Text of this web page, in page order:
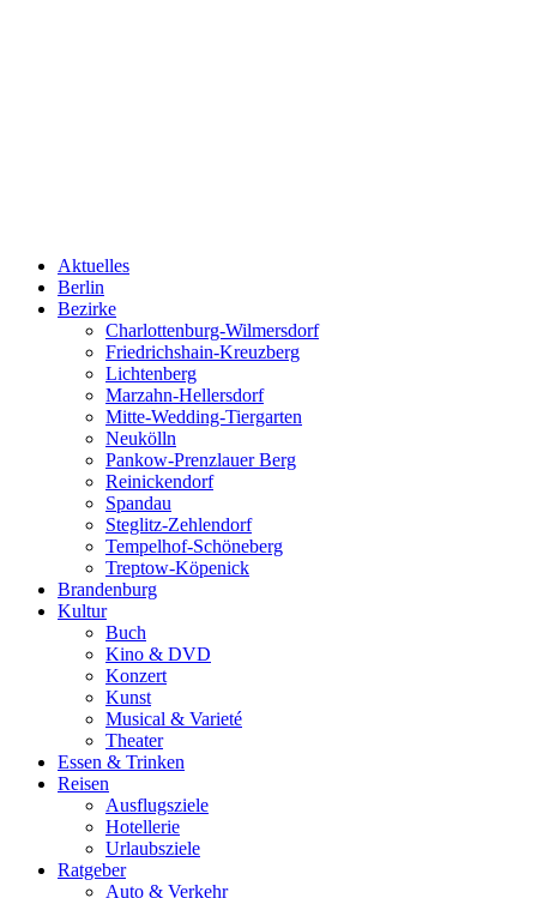
Aktuelles
Berlin
Bezirke
Charlottenburg-Wilmersdorf
Friedrichshain-Kreuzberg
Lichtenberg
Marzahn-Hellersdorf
Mitte-Wedding-Tiergarten
Neukölln
Pankow-Prenzlauer Berg
Reinickendorf
Spandau
Steglitz-Zehlendorf
Tempelhof-Schöneberg
Treptow-Köpenick
Brandenburg
Kultur
Buch
Kino & DVD
Konzert
Kunst
Musical & Varieté
Theater
Essen & Trinken
Reisen
Ausflugsziele
Hotellerie
Urlaubsziele
Ratgeber
Auto & Verkehr